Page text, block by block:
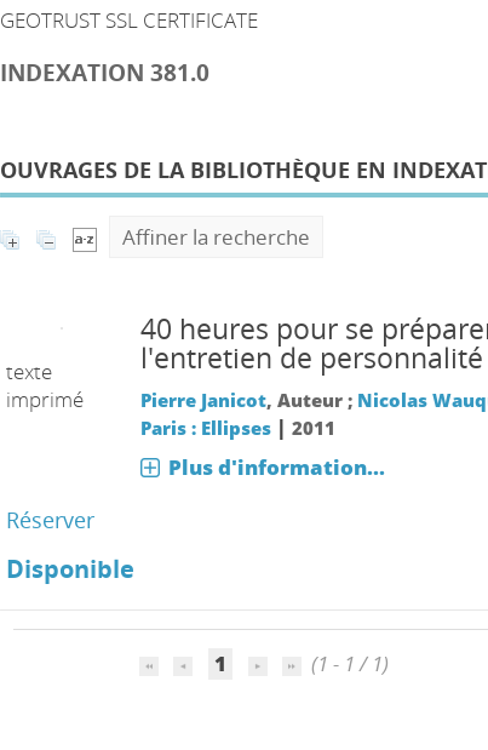
GEOTRUST SSL CERTIFICATE
INDEXATION 381.0
OUVRAGES DE LA BIBLIOTHÈQUE EN
Affiner la recherche
texte
imprimé
40 heures pour se
l'entretien de personnalité
Pierre Janicot, Auteur ; Nicolas
Paris : Ellipses| 2011
Plus d'information...
Réserver
Disponible
1 (1 - 1 / 1)